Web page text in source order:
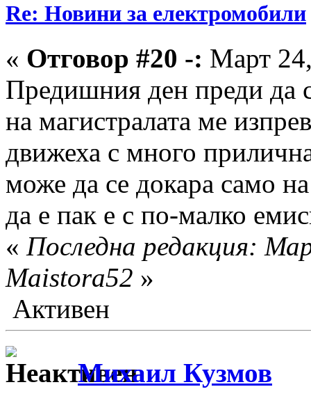
Re: Новини за електромобили
« Отговор #20 -: Март
Предишния ден преди да
на магистралата ме
движеха с много
може да се докара само
да е пак е с по-малко
« Последна редакция:
Maistora52 »
Активен
Михаил Кузмов